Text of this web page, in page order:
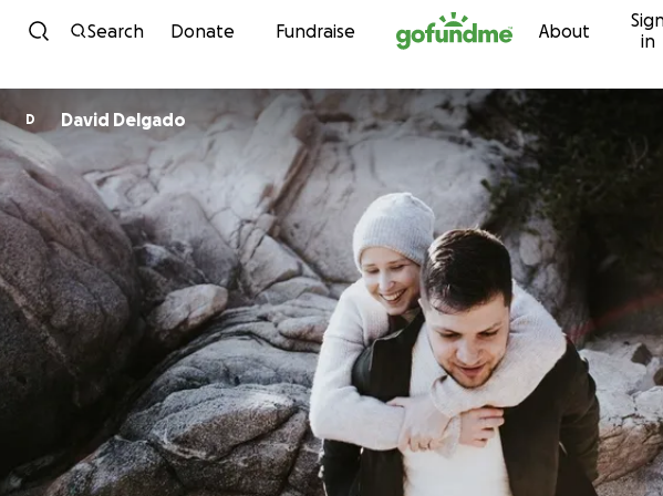
Skip to content
Search Donate Fundraise About
in
D David Delgado